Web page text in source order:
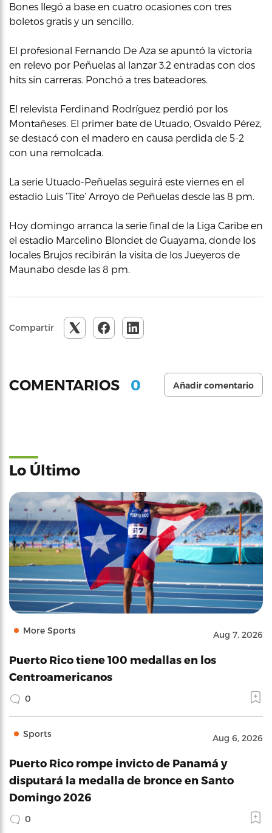
Bones llegó a base en cuatro ocasiones con tres
boletos gratis y un sencillo.
El profesional Fernando De Aza se apuntó la victoria
en relevo por Peñuelas al lanzar 3.2 entradas con dos
hits sin carreras. Ponchó a tres bateadores.
El relevista Ferdinand Rodríguez perdió por los
Montañeses. El primer bate de Utuado, Osvaldo Pérez,
se destacó con el madero en causa perdida de 5-2
con una remolcada.
La serie Utuado-Peñuelas seguirá este viernes en el
estadio Luis ‘Tite’ Arroyo de Peñuelas desde las 8 pm.
Hoy domingo arranca la serie final de la Liga Caribe en
el estadio Marcelino Blondet de Guayama, donde los
locales Brujos recibirán la visita de los Jueyeros de
Maunabo desde las 8 pm.
Compartir
COMENTARIOS 0 Añadir comentario
Lo Último
More Sports Aug 7, 2026
Puerto Rico tiene 100 medallas en los
Centroamericanos
0
Sports Aug 6, 2026
Puerto Rico rompe invicto de Panamá y
disputará la medalla de bronce en Santo
Domingo 2026
0